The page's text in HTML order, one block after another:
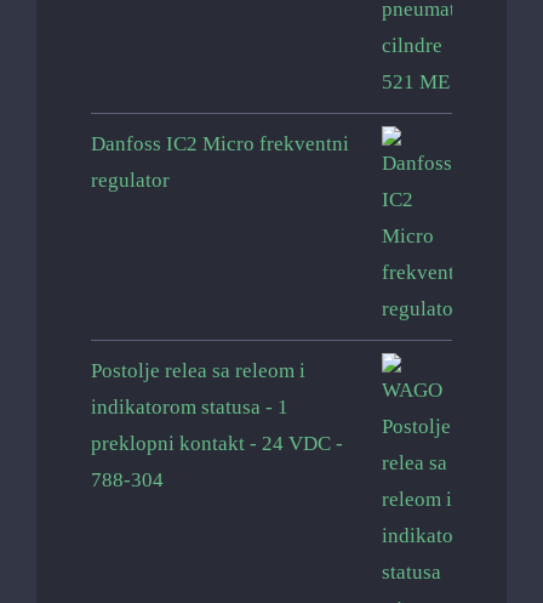
Danfoss IC2 Micro frekventni
regulator
Postolje relea sa releom i
indikatorom statusa - 1
preklopni kontakt - 24 VDC -
788-304